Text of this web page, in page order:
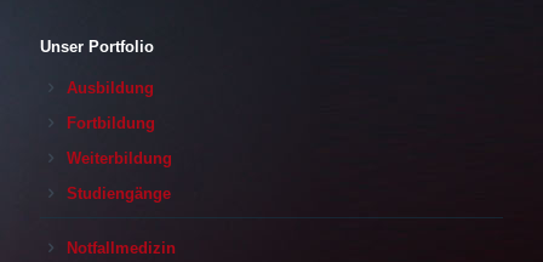
Unser Portfolio
Ausbildung
Fortbildung
Weiterbildung
Studiengänge
Notfallmedizin